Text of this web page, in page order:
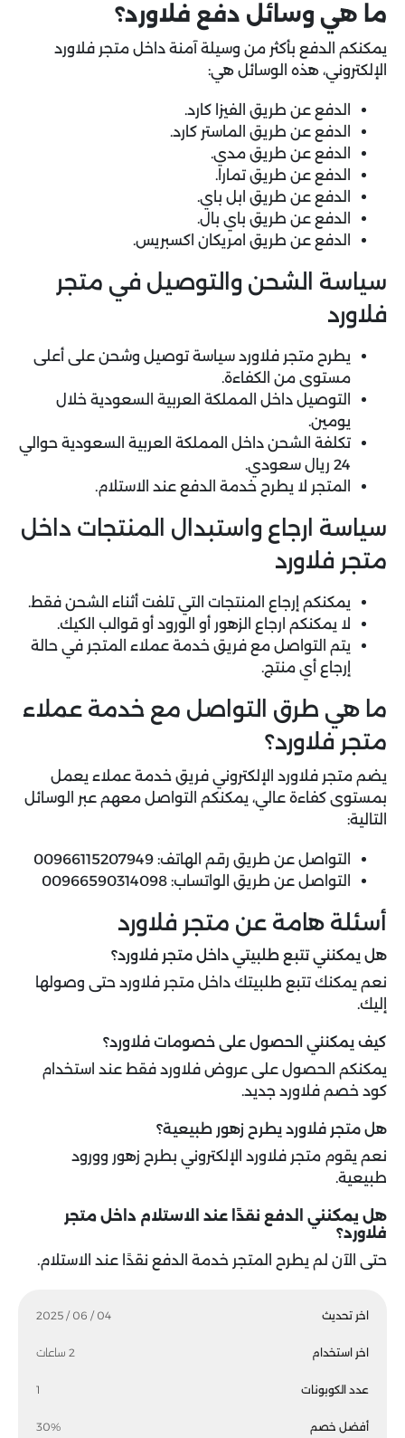
اخر تحديث 04 / 06 / 2025
اخر استخدام 2 ساعات
عدد الكوبونات 1
أفضل خصم 30%
ما هي وسائل دفع فلاورد؟
يمكنكم الدفع بأكثر من وسيلة آمنة داخل متجر فلاورد
الإلكتروني، هذه الوسائل هي:
الدفع عن طريق الفيزا كارد.
الدفع عن طريق الماستر كارد.
الدفع عن طريق مدي.
الدفع عن طريق تمارا.
الدفع عن طريق ابل باي.
الدفع عن طريق باي بال.
الدفع عن طريق امريكان اكسبريس.
سياسة الشحن والتوصيل في متجر
فلاورد
يطرح متجر فلاورد سياسة توصيل وشحن على أعلى
مستوى من الكفاءة.
التوصيل داخل المملكة العربية السعودية خلال
يومين.
تكلفة الشحن داخل المملكة العربية السعودية حوالي
24 ريال سعودي.
المتجر لا يطرح خدمة الدفع عند الاستلام.
سياسة ارجاع واستبدال المنتجات داخل
متجر فلاورد
يمكنكم إرجاع المنتجات التي تلفت أثناء الشحن فقط.
لا يمكنكم ارجاع الزهور أو الورود أو قوالب الكيك.
يتم التواصل مع فريق خدمة عملاء المتجر في حالة
إرجاع أي منتج.
ما هي طرق التواصل مع خدمة عملاء
متجر فلاورد؟
يضم متجر فلاورد الإلكتروني فريق خدمة عملاء يعمل
بمستوى كفاءة عالي، يمكنكم التواصل معهم عبر الوسائل
التالية:
التواصل عن طريق رقم الهاتف: 00966115207949
التواصل عن طريق الواتساب: 00966590314098
أسئلة هامة عن متجر فلاورد
هل يمكنني تتبع طلبيتي داخل متجر فلاورد؟
نعم يمكنك تتبع طلبيتك داخل متجر فلاورد حتى وصولها
إليك.
كيف يمكنني الحصول على خصومات فلاورد؟
يمكنكم الحصول على عروض فلاورد فقط عند استخدام
كود خصم فلاورد جديد.
هل متجر فلاورد يطرح زهور طبيعية؟
نعم يقوم متجر فلاورد الإلكتروني بطرح زهور وورود
طبيعية.
هل يمكنني الدفع نقدًا عند الاستلام داخل متجر
فلاورد؟
حتى الآن لم يطرح المتجر خدمة الدفع نقدًا عند الاستلام.